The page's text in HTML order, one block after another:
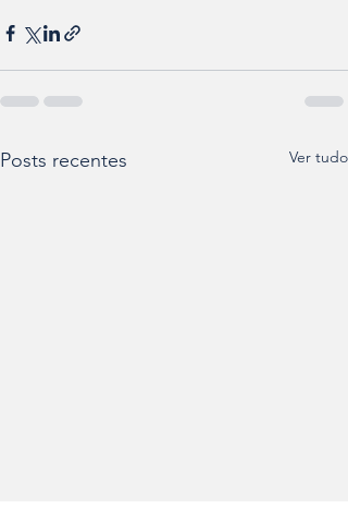
Posts recentes Ver tudo